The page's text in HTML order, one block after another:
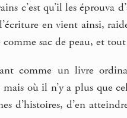
c’est qu’il les éprouva
en vient ainsi,
sac de peau, et
comme un livre
où il n’y a plus que
d’histoires, d’en